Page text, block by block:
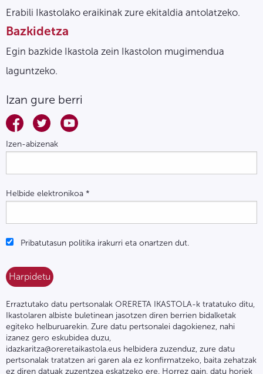
Erabili Ikastolako eraikinak zure ekitaldia antolatzeko.
Bazkidetza
Egin bazkide Ikastola zein Ikastolon mugimendua
laguntzeko.
Izan gure berri
Izen-abizenak
Helbide elektronikoa *
Pribatutasun politika irakurri eta onartzen dut.
Erraztutako datu pertsonalak ORERETA IKASTOLA-k tratatuko ditu,
Ikastolaren albiste buletinean jasotzen diren berrien bidalketak
egiteko helburuarekin. Zure datu pertsonalei dagokienez, nahi
izanez gero eskubidea duzu,
idazkaritza@oreretaikastola.eus helbidera zuzenduz, zure datu
pertsonalak tratatzen ari garen ala ez konfirmatzeko, baita zehatzak
ez diren datuak zuzentzea eskatzeko ere. Horrez gain, datu horiek